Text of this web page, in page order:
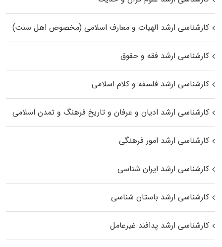
کارشناسی ارشد الهیات و معارف اسلامی (مخصوص اهل سنت)
کارشناسی ارشد فقه و حقوق
کارشناسی ارشد فلسفه و کلام اسلامی
کارشناسی ارشد ادیان و عرفان و تاریخ فرهنگ و تمدن اسلامی
کارشناسی ارشد امور فرهنگی
کارشناسی ارشد ایران شناسی
کارشناسی ارشد باستان شناسی
کارشناسی ارشد پدافند غیرعامل